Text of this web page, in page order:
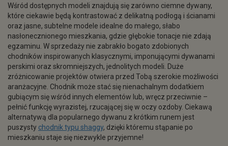
Wśród dostępnych modeli znajdują się zarówno ciemne dywany,
które ciekawie będą kontrastować z delikatną podłogą i ścianami
oraz jasne, subtelne modele idealne do małego, słabo
nasłonecznionego mieszkania, gdzie głębokie tonacje nie zdają
egzaminu. W sprzedaży nie zabrakło bogato zdobionych
chodników inspirowanych klasycznymi, imponującymi dywanami
perskimi oraz skromniejszych, jednolitych modeli. Duże
zróżnicowanie projektów otwiera przed Tobą szerokie możliwości
aranżacyjne. Chodnik może stać się nienachalnym dodatkiem
gubiącym się wśród innych elementów lub, wręcz przeciwnie –
pełnić funkcję wyrazistej, rzucającej się w oczy ozdoby. Ciekawą
alternatywą dla popularnego dywanu z krótkim runem jest
puszysty chodnik typu shaggy, dzięki któremu stąpanie po
mieszkaniu staje się niezwykle przyjemne!